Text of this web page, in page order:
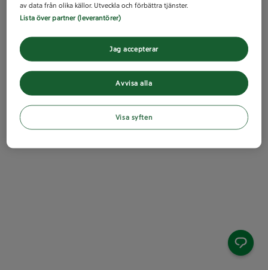
av data från olika källor. Utveckla och förbättra tjänster.
Lista över partner (leverantörer)
Avvisa alla
Jag accepterar
Visa syften